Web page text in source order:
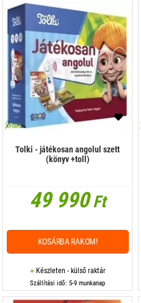
Tolki - játékosan angolul szett
(könyv +toll)
49 990Ft
Készleten - külső raktár
Szállítási idő: 5-9 munkanap
KOSÁRBA RAKOM!